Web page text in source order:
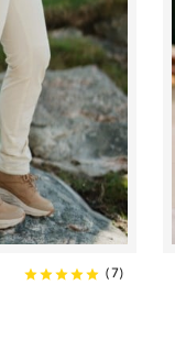
(7)